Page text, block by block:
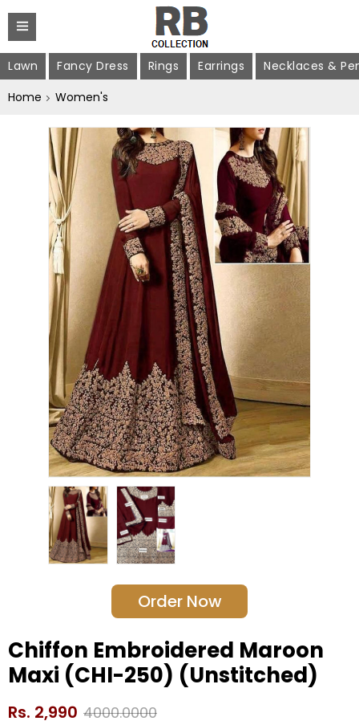
Lawn Fancy Dress Rings Earrings
Necklaces &
Home
Women's
Order Now
Chiffon Embroidered Maroon
Maxi (CHI-250) (Unstitched)
Rs. 2,990 4000.0000